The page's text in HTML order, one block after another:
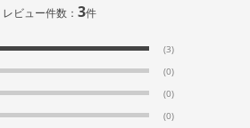
レビュー件数：3件
(3)
(0)
(0)
(0)